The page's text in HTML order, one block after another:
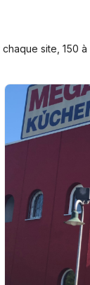
site, 150